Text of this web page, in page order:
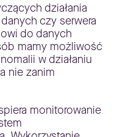
działania
czy serwera
do danych
mamy możliwość
w działaniu
nie zanim
monitorowanie